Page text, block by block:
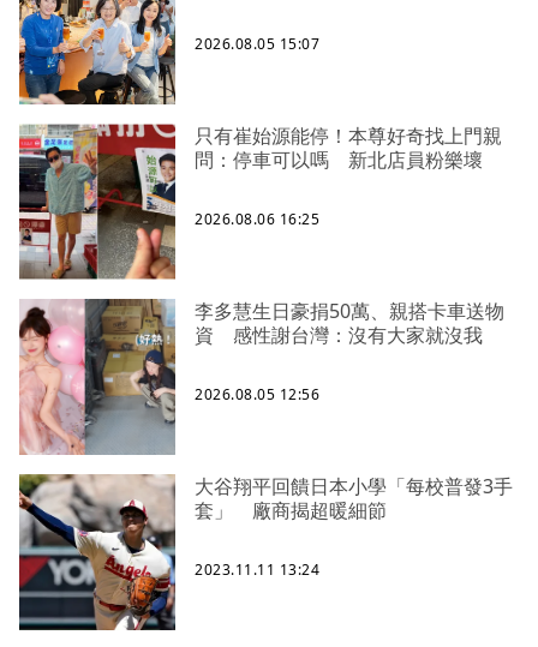
2026.08.05 15:07
只有崔始源能停！本尊好奇找上門親
問：停車可以嗎 新北店員粉樂壞
2026.08.06 16:25
李多慧生日豪捐50萬、親搭卡車送物
資 感性謝台灣：沒有大家就沒我
2026.08.05 12:56
大谷翔平回饋日本小學「每校普發3手
套」 廠商揭超暖細節
2023.11.11 13:24